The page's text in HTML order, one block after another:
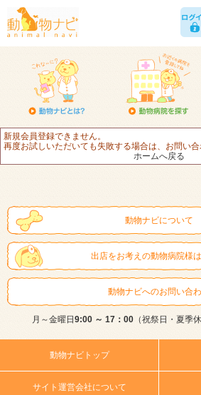
新規会員登録できません。
再度お試しいただいても失敗する場合は、お問い合
ホームへ戻る
動物ナビについて
出店をお考えの動物病院様
動物ナビへのお問い合
月～金曜日 9:00 ～ 17：00（祝祭日・夏季
動物ナビトップ
サイト運営会社について